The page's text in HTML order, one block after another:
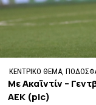
ΚΕΝΤΡΙΚΟ ΘΕΜΑ ,
Με Ακαϊντίν –
ΑΕΚ (pic)